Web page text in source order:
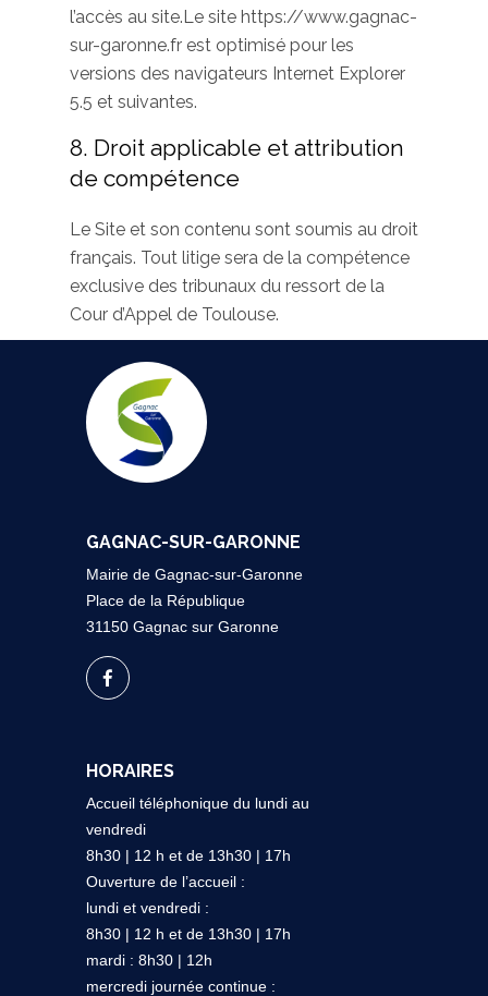
l’accès au site.Le site https://www.gagnac-
sur-garonne.fr est optimisé pour les
versions des navigateurs Internet Explorer
5.5 et suivantes.
8. Droit applicable et attribution
de compétence
Le Site et son contenu sont soumis au droit
français. Tout litige sera de la compétence
exclusive des tribunaux du ressort de la
Cour d’Appel de Toulouse.
GAGNAC-SUR-GARONNE
Mairie de Gagnac-sur-Garonne
Place de la République
31150 Gagnac sur Garonne
HORAIRES
Accueil téléphonique du lundi au
vendredi
8h30 | 12 h et de 13h30 | 17h
Ouverture de l’accueil :
lundi et vendredi :
8h30 | 12 h et de 13h30 | 17h
mardi : 8h30 | 12h
mercredi journée continue :